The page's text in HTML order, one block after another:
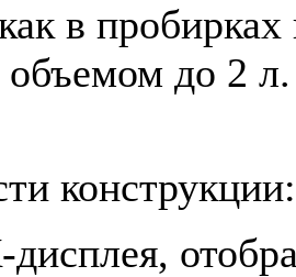
в
объемом до 2 л.
конструкции: